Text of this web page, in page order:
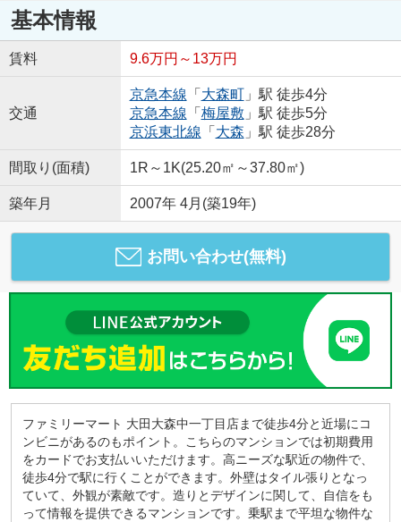
基本情報
賃料 9.6万円～13万円
交通
京急本線 「 大森町」駅 徒歩4分
京急本線 「 梅屋敷 」駅 徒歩5分
京浜東北線 「 大森 」駅 徒歩28分
間取り(面積) 1R～1K(25.20㎡～37.80㎡)
築年月 2007年 4月(築19年)
お問い合わせ(無料)
ファミリーマート 大田大森中一丁目店まで徒歩4分と近場にコ
ンビニがあるのもポイント。こちらのマンションでは初期費用
をカードでお支払いいただけます。高ニーズな駅近の物件で、
徒歩4分で駅に行くことができます。外壁はタイル張りとなっ
ていて、外観が素敵です。造りとデザインに関して、自信をも
って情報を提供できるマンションです。乗駅まで平坦な物件な